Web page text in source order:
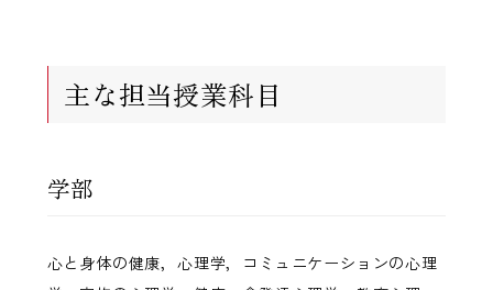
主な担当授業科目
学部
心と身体の健康，心理学，コミュニケーションの心理